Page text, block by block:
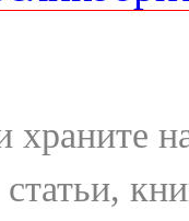
храните